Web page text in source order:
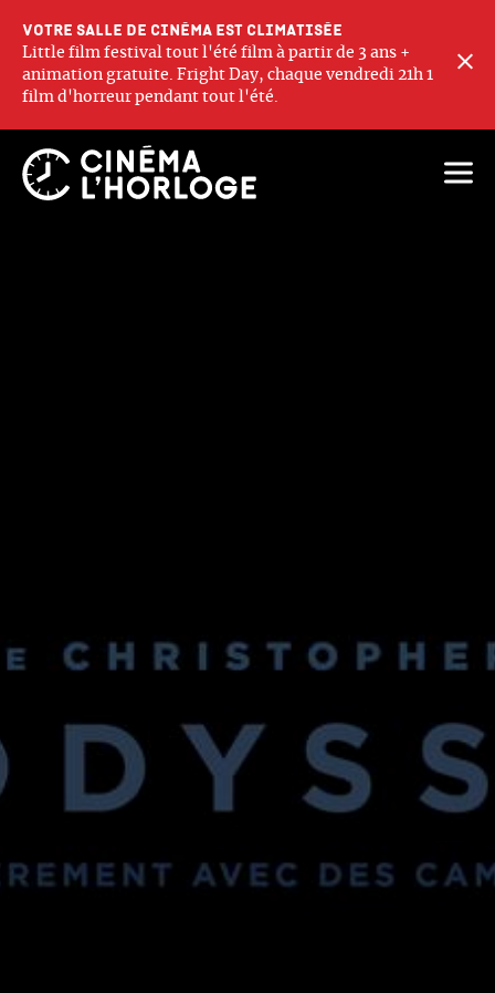
Votre salle de cinéma est climatisée
Little film festival tout l'été film à partir de 3 ans +
animation gratuite. Fright Day, chaque vendredi 21h 1
film d'horreur pendant tout l'été.